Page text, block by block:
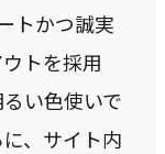
トかつ誠実
トを採用
い色使いで
、サイト内